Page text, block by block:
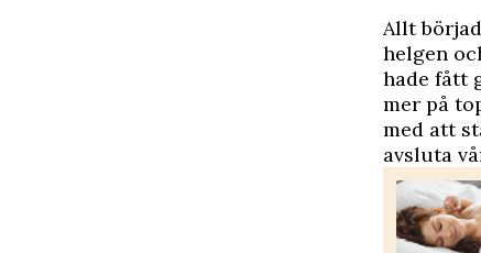
Allt
helgen
hade fått
mer på
med att
avsluta